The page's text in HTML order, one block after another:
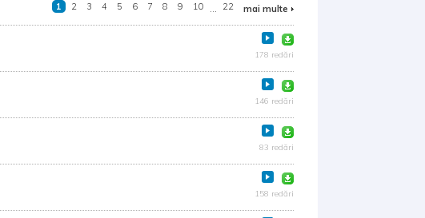
1 2 3 4 5 6 7 8 9 10 ... 22 mai multe
178 redări
146 redări
83 redări
158 redări